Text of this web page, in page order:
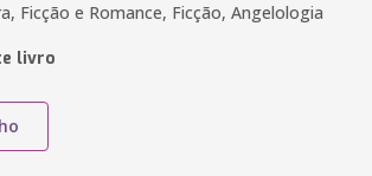
Ficção e Romance, Ficção, Angelologia
livro